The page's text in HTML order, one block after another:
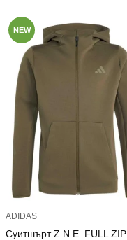
NEW
ADIDAS
Суитшърт Z.N.E. FULL ZIP